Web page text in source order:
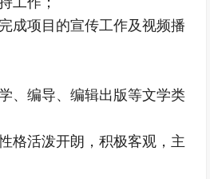
成项目的宣传工作及视频播
、编导、编辑出版等文学类
格活泼开朗，积极客观，主